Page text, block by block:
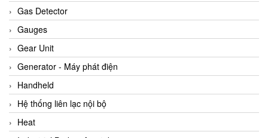
ARCA Regler
Arcos Hydraulik
Ardetem-Sfere-Vietnam
Argal
AS ENERGI
ASCO CO2
Asker
Gas Detector
Gauges
Gear Unit
Generator - Máy phát điện
Handheld
Hệ thống liên lạc nội bộ
Heat